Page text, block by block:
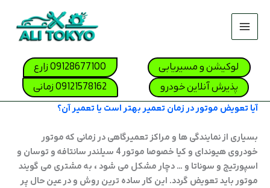
محتوا
لوکیشن و مسیریابی
پذیرش آنلاین خودرو
09128677100 زارع
09121578162 زمانی
آیا تعویض موتور در زمان تعمیر بهتر است یا تعمیر آن؟
بسیاری از نمایندگی ها و مراکز تعمیرگاهی در زمانی که موتور
خودروی هیوندای و کیا خصوصا موتور 4 سیلندر سانتافه و توسان و
اسپورتیج و سوناتا و … دچار مشکل می شود ، به مشتری می گویند
موتور باید تعویض گردد. این کار ساده ترین روش و در عین حال پر
صفحه
لیست قیمت
تعمیرگاه
تعمیرگاه